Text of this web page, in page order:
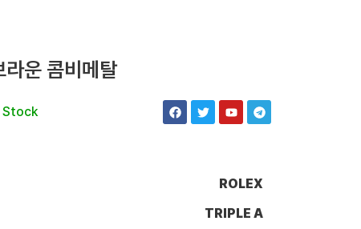
운 콤비메탈
Stock
F
a
c
T
w
i
Y
o
u
e
T
e
l
a
m
ROLEX
TRIPLE A